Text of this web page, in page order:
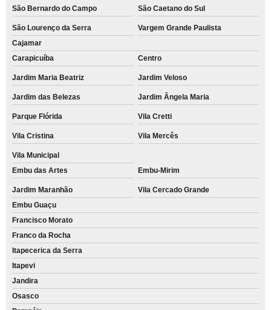
São Bernardo do Campo São Caetano do Sul
São Lourenço da Serra
Vargem Grande Paulista
Cajamar
Carapicuíba
Centro
Jardim Maria Beatriz Jardim Veloso
Jardim das Belezas Jardim Ângela Maria
Parque Flórida Vila Cretti
Vila Cristina Vila Mercês
Vila Municipal
Embu das Artes
Embu-Mirim
Jardim Maranhão
Vila Cercado Grande
Embu Guaçu
Francisco Morato
Franco da Rocha
Itapecerica da Serra
Itapevi
Jandira
Osasco